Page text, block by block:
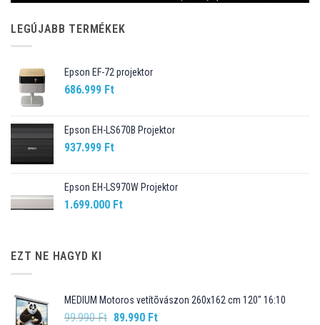
LEGÚJABB TERMÉKEK
Epson EF-72 projektor
686.999 Ft
Epson EH-LS670B Projektor
937.999 Ft
Epson EH-LS970W Projektor
1.699.000 Ft
EZT NE HAGYD KI
MEDIUM Motoros vetítõvászon 260x162 cm 120" 16:10
99.990Ft Original
89.990 FtCurrent